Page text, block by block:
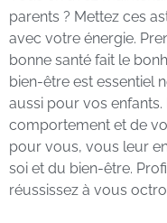
parents ? Mettez ces
avec votre énergie.
bonne santé fait le
bien-être est essentiel
aussi pour vos
comportement et de
pour vous, vous leur
soi et du bien-être.
réussissez à vous